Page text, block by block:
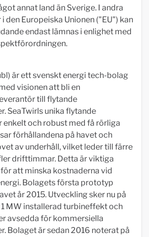
annat land än Sverige. I andra
den Europeiska Unionen ("EU") kan
endast lämnas i enlighet med
är ett svenskt energi tech-bolag
visionen att bli en
till flytande
SeaTwirls unika flytande
och robust med få rörliga
förhållandena på havet och
av underhåll, vilket leder till färre
drifttimmar. Detta är viktiga
att minska kostnaderna vid
Bolagets första prototyp
år 2015. Utveckling sker nu på
MW installerad turbineffekt och
avsedda för kommersiella
Bolaget är sedan 2016 noterat på